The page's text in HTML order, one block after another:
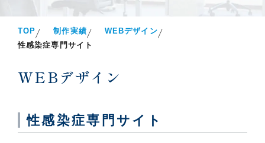
TOP 制作実績
WEBデザイン
性感染症専門サイト
WEBデザイン
性感染症専門サイト